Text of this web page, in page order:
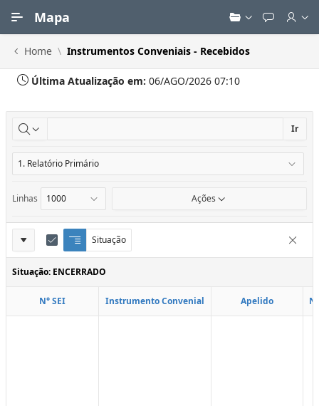
Mapa
Home Instrumentos Conveniais - Recebidos
Última Atualização em: 06/AGO/2026 07:10
Ir
Linhas Ações
Definições
do
Relatório
Situação
Q
u
e
b
E
d
i
t
Situação: ENCERRADO
N° SEI Instrumento Convenial Apelido